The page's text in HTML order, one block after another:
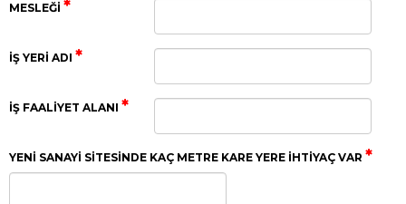
MESLEĞI
İŞ YERI ADI
İŞ FAALIYET ALANI
YENI SANAYI SITESINDE KAÇ METRE KARE YERE İHTIYAÇ VAR